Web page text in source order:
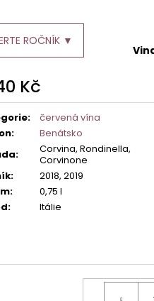
ROČNÍK ▼
Kč
:
červená vína
:
Benátsko
:
Corvina, Rondinella,
Corvinone
:
2018, 2019
:
0,75 l
: Itálie